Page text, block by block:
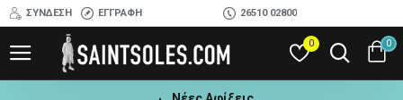
ΣΎΝΔΕΣΗ ΕΓΓΡΑΦΉ 26510 02800
0 0